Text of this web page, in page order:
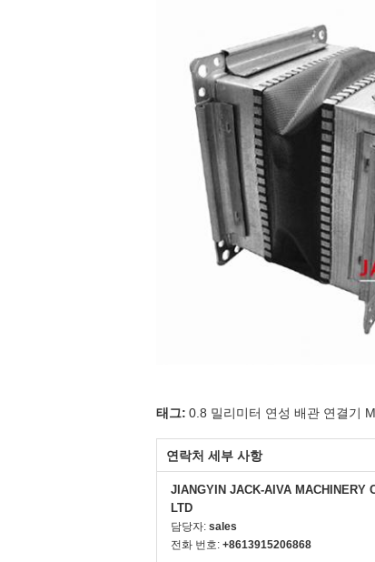
태그: 0.8 밀리미터 연성 배관 연결기
연락처 세부 사항
JIANGYIN JACK-AIVA MACHINERY
LTD
담당자: sales
전화 번호: +8613915206868